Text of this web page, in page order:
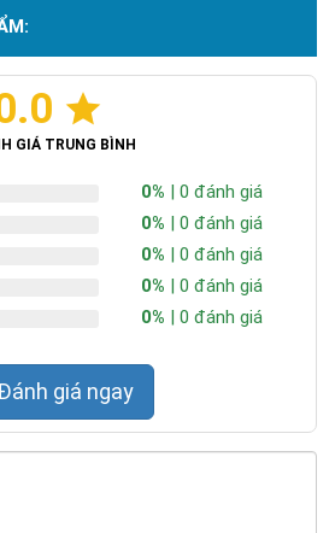
nhìn vào W.
SMD3030 – ổn định và tản
nhận ISO 9001:2015
GIÁ TRUNG BÌNH
0% | 0 đánh giá
0% | 0 đánh giá
0% | 0 đánh giá
0% | 0 đánh giá
0% | 0 đánh giá
Đánh giá ngay